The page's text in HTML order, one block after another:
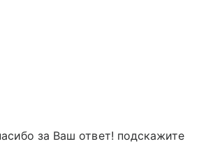
за Ваш ответ! подскажите